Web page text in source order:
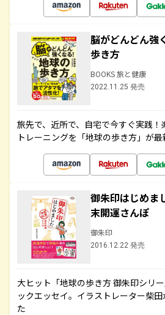
脳がどんどん強
歩き方
BOOKS 旅と健康
2022.11.25 発売
旅先で、近所で、自宅で今すぐ実践
トレーニングを「地球の歩き方」が
御朱印はじめ
末開運さんぽ
御朱印
2016.12.22 発売
大ヒット「地球の歩き方 御朱印シリ
ックエッセイ。イラストレーター柴
た